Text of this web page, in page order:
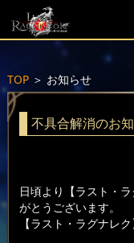
TOP＞ お知らせ
不具合解消のお
日頃より【ラスト・
がとうございます。
【ラスト・ラグナレ